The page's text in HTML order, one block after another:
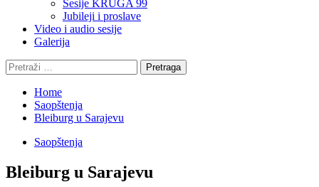
Sesije KRUGA 99
Jubileji i proslave
Video i audio sesije
Galerija
Pretraga:
Home
Saopštenja
Bleiburg u Sarajevu
Saopštenja
Bleiburg u Sarajevu